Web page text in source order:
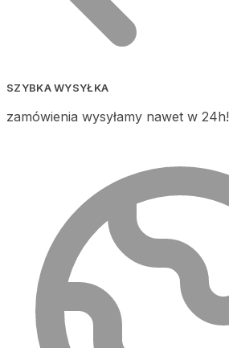
SZYBKA WYSYŁKA
zamówienia wysyłamy nawet w 24h!